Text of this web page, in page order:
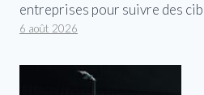
entreprises pour suivre des
6 août 2026